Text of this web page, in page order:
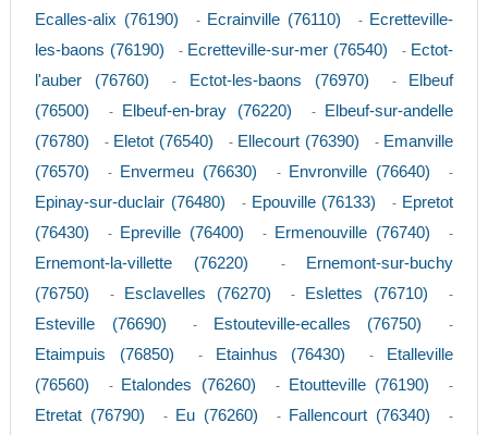
Ecalles-alix (76190) - Ecrainville (76110) - Ecretteville-
les-baons (76190)
- Ecretteville-sur-mer (76540) - Ectot-
l'auber (76760)
- Ectot-les-baons (76970) -
Elbeuf
(76500)
- Elbeuf-en-bray (76220) -
Elbeuf-sur-andelle
(76780)
- Eletot (76540) - Ellecourt (76390) - Emanville
(76570)
- Envermeu (76630) - Envronville (76640) -
Epinay-sur-duclair (76480) - Epouville (76133) - Epretot
(76430)
- Epreville (76400) - Ermenouville (76740) -
Ernemont-la-villette (76220) -
Ernemont-sur-buchy
(76750)
- Esclavelles (76270) - Eslettes (76710) -
Esteville (76690) - Estouteville-ecalles (76750) -
Etaimpuis (76850) - Etainhus (76430) -
Etalleville
(76560)
- Etalondes (76260) - Etoutteville (76190) -
Etretat (76790) - Eu (76260) - Fallencourt (76340) -